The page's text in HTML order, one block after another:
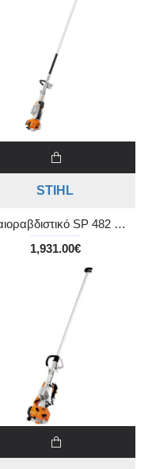
STIHL
Ελαιοραβδιστικό SP 482 με σωλήνα 2,60m
1,931.00€